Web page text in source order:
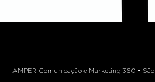
AMPER Comunicação e Marketing 360 • São